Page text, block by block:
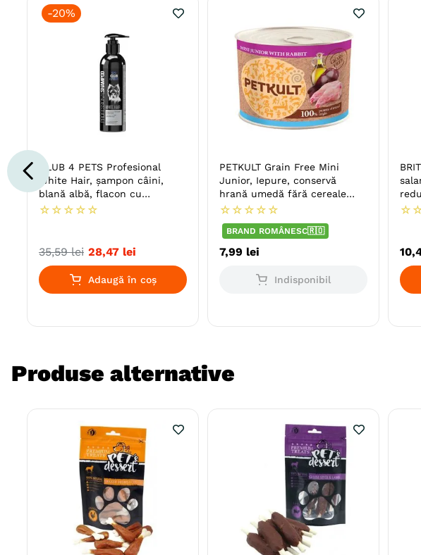
-20%
CLUB 4 PETS Profesional
White Hair, șampon câini,
blană albă, flacon cu
aplicator, 250ml
☆ ☆ ☆ ☆ ☆
35,59 lei 28,47 lei
Adaugă în coș
PETKULT Grain Free Mini
Junior, Iepure, conservă
hrană umedă fără cereale
câini junior
☆ ☆ ☆ ☆ ☆
BRAND ROMÂNESC🇷🇴
7,99 lei
Indisponibil
☆
10,
Produse alternative